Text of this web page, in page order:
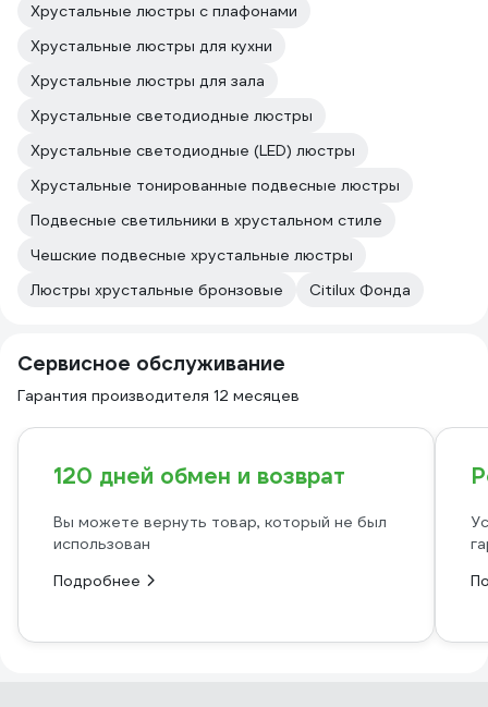
Хрустальные люстры с плафонами
Хрустальные люстры для кухни
Хрустальные люстры для зала
Хрустальные светодиодные люстры
Хрустальные светодиодные (LED) люстры
Хрустальные тонированные подвесные люстры
Подвесные светильники в хрустальном стиле
Чешские подвесные хрустальные люстры
Люстры хрустальные бронзовые
Citilux Фонда
Сервисное обслуживание
Гарантия производителя 12 месяцев
120 дней обмен и возврат
Вы можете вернуть товар, который не был
использован
Подробнее